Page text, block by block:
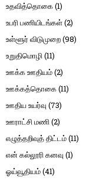
உதவித்தொகை(1)
உபரி பணியிடங்கள்(2)
உள்ளூர் விடுமுறை(98)
உறுதிமொழி(11)
ஊக்க ஊதியம்(2)
ஊக்கத்தொகை(11)
ஊதிய உயர்வு (73)
ஊராட்சி மணி(2)
எழுத்தறிவுத் திட்டம்(11)
என் கல்லூரி கனவு (1)
ஓய்வூதியம்(41)